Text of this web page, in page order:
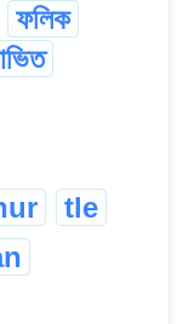
ফলিক
tle